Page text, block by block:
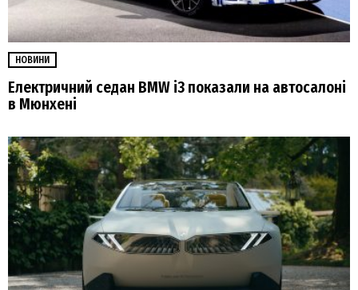
НОВИНИ
Електричний седан BMW i3 показали на автосалоні
в Мюнхені